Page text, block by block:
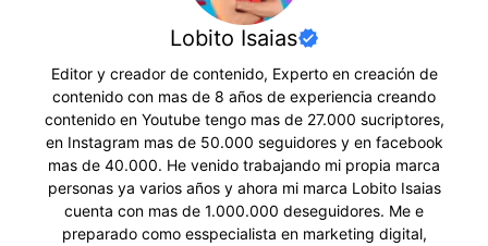
Lobito Isaias
Editor y creador de contenido, Experto en creación de
contenido con mas de 8 años de experiencia creando
contenido en Youtube tengo mas de 27.000 sucriptores,
en Instagram mas de 50.000 seguidores y en facebook
mas de 40.000. He venido trabajando mi propia marca
personas ya varios años y ahora mi marca Lobito Isaias
cuenta con mas de 1.000.000 deseguidores. Me e
preparado como esspecialista en marketing digital,